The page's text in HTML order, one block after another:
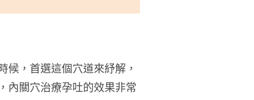
候，首選這個穴道來紓解，
內關穴治療孕吐的效果非常